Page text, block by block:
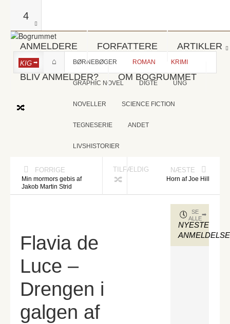
4
ANMELDERE FORFATTERE ARTIKLER
BLIV ANMELDER? OM BOGRUMMET
KIG BØRNEBØGER ROMAN KRIMI
GRAPHIC NOVEL DIGTE UNG
NOVELLER SCIENCE FICTION
TEGNESERIE ANDET
LIVSHISTORIER
FORRIGE
Min mormors gebis af
Jakob Martin Strid
TILFÆLDIG NÆSTE
Horn af Joe Hill
Flavia de
Luce –
Drengen i
galgen af
NYESTE
SE
ALLE